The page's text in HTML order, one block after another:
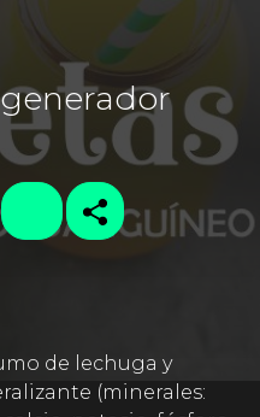
de lechuga y
(minerales: